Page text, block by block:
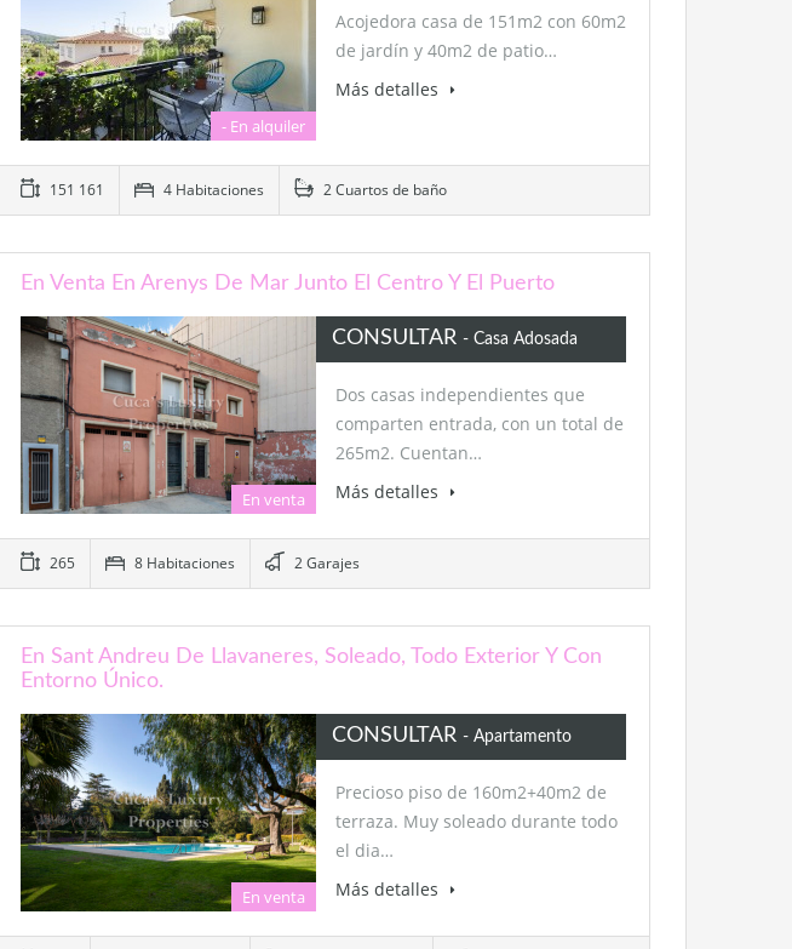
- En alquiler
Acojedora casa de 151m2 con 60m2
de jardín y 40m2 de patio…
Más detalles
151 161 4 Habitaciones 2 Cuartos de baño
En Venta En Arenys De Mar Junto El Centro Y El Puerto
En venta
CONSULTAR - Casa Adosada
Dos casas independientes que
comparten entrada, con un total de
265m2. Cuentan…
Más detalles
265 8 Habitaciones 2 Garajes
En Sant Andreu De Llavaneres, Soleado, Todo Exterior Y Con
Entorno Único.
En venta
CONSULTAR - Apartamento
Precioso piso de 160m2+40m2 de
terraza. Muy soleado durante todo
el dia…
Más detalles